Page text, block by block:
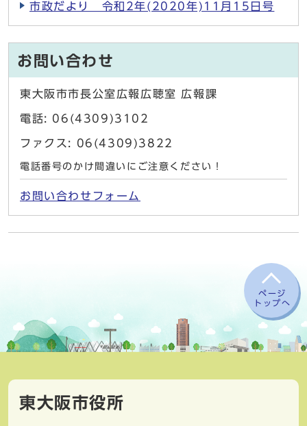
市政だより 令和2年(2020年)11月15日号
お問い合わせ
東大阪市市長公室広報広聴室 広報課
電話: 06(4309)3102
ファクス: 06(4309)3822
電話番号のかけ間違いにご注意ください！
お問い合わせフォーム
ページ
トップへ
東大阪市役所